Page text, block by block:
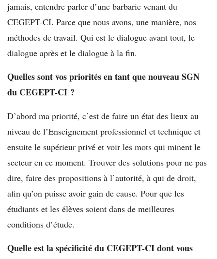
jamais, entendre parler d’une barbarie venant du
CEGEPT-CI. Parce que nous avons, une manière, nos
méthodes de travail. Qui est le dialogue avant tout, le
dialogue après et le dialogue à la fin.
Quelles sont vos priorités en tant que nouveau SGN
du CEGEPT-CI ?
D’abord ma priorité, c’est de faire un état des lieux au
niveau de l’Enseignement professionnel et technique et
ensuite le supérieur privé et voir les mots qui minent le
secteur en ce moment. Trouver des solutions pour ne pas
dire, faire des propositions à l’autorité, à qui de droit,
afin qu’on puisse avoir gain de cause. Pour que les
étudiants et les élèves soient dans de meilleures
conditions d’étude.
Quelle est la spécificité du CEGEPT-CI dont vous